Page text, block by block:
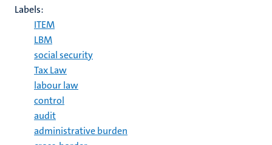
Labels:
ITEM
LBM
social security
Tax Law
labour law
control
audit
administrative burden